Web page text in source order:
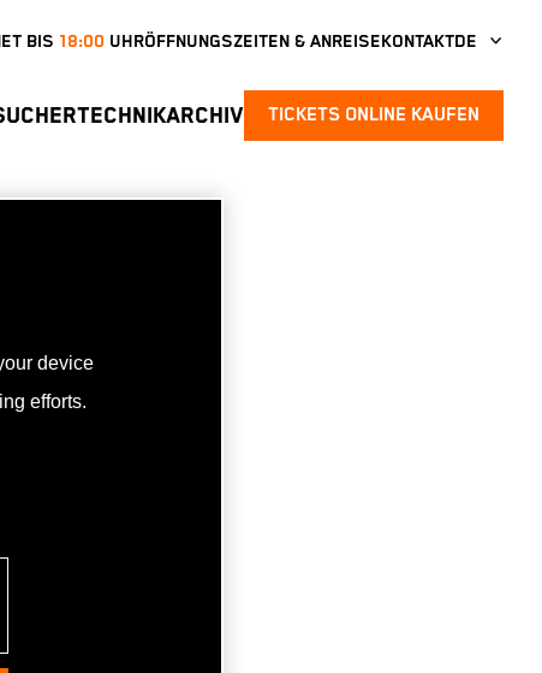
BIS 18:00 UHRÖFFNUNGSZEITEN & ANREISEKONTAKTDE
TECHNIKARCHIV TICKETS ONLINE KAUFEN
device
efforts.